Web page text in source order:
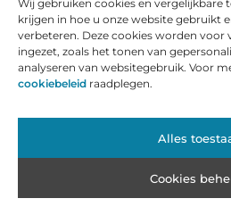
Wij gebruiken cookies en
krijgen in hoe u onze website gebruikt
verbeteren. Deze cookies worden voor
ingezet, zoals het tonen van
analyseren van websitegebruik. Voor
cookiebeleid raadplegen.
Alles
Cookies
Beroemdheden Uit de Media
Contact Artikel publiceren
Geld Verdienen met je Website: Van